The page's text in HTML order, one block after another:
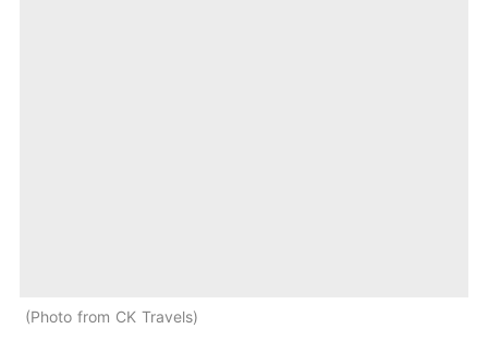
Photo from CK Travels